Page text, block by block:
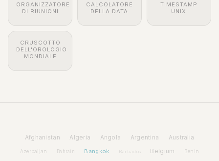
ORGANIZZATORE
DI RIUNIONI
CALCOLATORE
DELLA DATA
TIMESTAMP
UNIX
CRUSCOTTO
DELL'OROLOGIO
MONDIALE
Afghanistan Algeria Angola Argentina Australia
Azerbaijan Bahrain Bangkok Barbados Belgium Benin